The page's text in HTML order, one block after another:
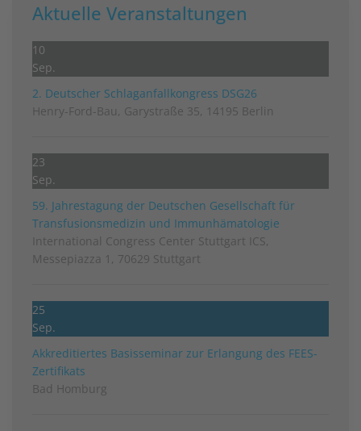
Aktuelle Veranstaltungen
10
Sep.
2. Deutscher Schlag­anfall­kongress DSG26
Henry-Ford-Bau, Garystraße 35, 14195 Berlin
23
Sep.
59. Jahrestagung der Deutschen Gesellschaft für
Transfusionsmedizin und Immunhämatologie
International Congress Center Stuttgart ICS,
Messepiazza 1, 70629 Stuttgart
25
Sep.
Akkreditiertes Basisseminar zur Erlangung des FEES-
Zertifikats
Bad Homburg